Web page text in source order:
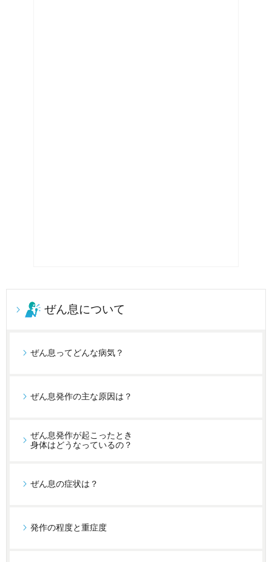
ぜん息について
ぜん息ってどんな病気？
ぜん息発作の主な原因は？
ぜん息発作が起こったとき
身体はどうなっているの？
ぜん息の症状は？
発作の程度と重症度